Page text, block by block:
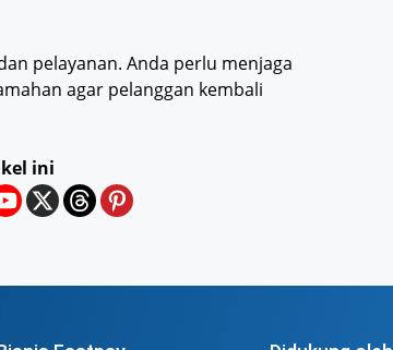
pelayanan. Anda perlu menjaga
agar pelanggan kembali
ini